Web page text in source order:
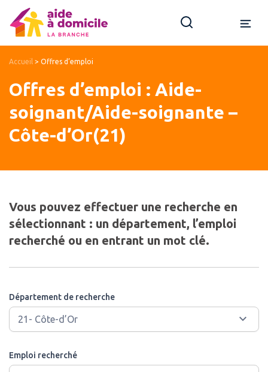
Accueil > Offres d’emploi
Offres d’emploi : Aide-
soignant/Aide-soignante –
Côte-d’Or(21)
Vous pouvez effectuer une recherche en
sélectionnant : un département, l’emploi
recherché ou en entrant un mot clé.
Département de recherche
Emploi recherché